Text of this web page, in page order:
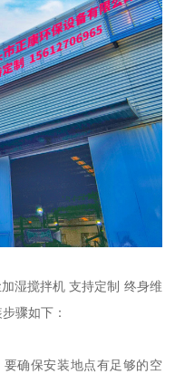
湿搅拌机 支持定制 终身维
骤如下：
确保安装地点有足够的空